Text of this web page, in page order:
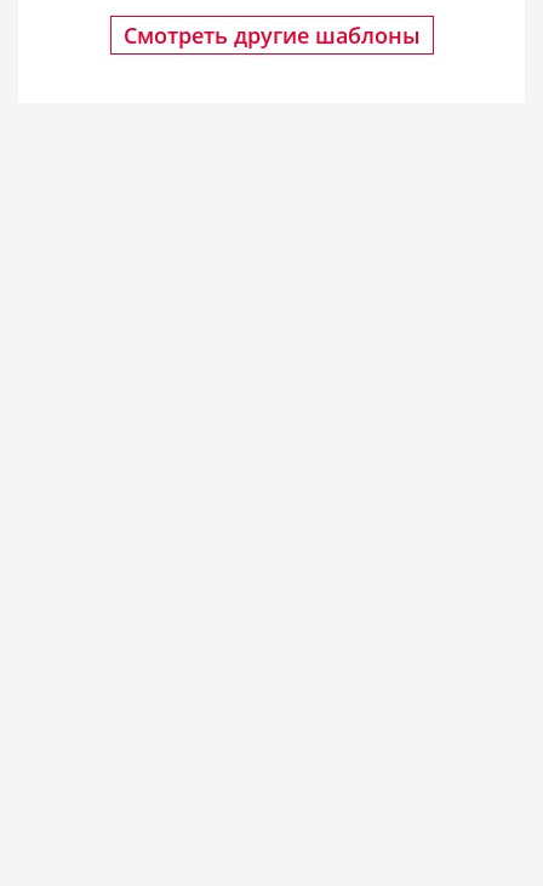
Смотреть другие шаблоны